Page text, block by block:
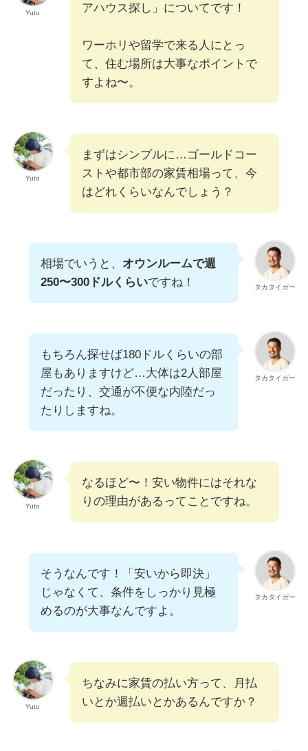
Yuto
アハウス探し」についてです！
ワーホリや留学で来る人にとっ
て、住む場所は大事なポイントで
すよね〜。
Yuto
まずはシンプルに…ゴールドコー
ストや都市部の家賃相場って、今
はどれくらいなんでしょう？
タカタイガー
相場でいうと、 オウンルームで週
250〜300ドルくらいですね！
タカタイガー
もちろん探せば180ドルくらいの部
屋もありますけど…大体は2人部屋
だったり、交通が不便な内陸だっ
たりしますね。
Yuto
なるほど〜！安い物件にはそれな
りの理由があるってことですね。
タカタイガー
そうなんです！「安いから即決」
じゃなくて、条件をしっかり見極
めるのが大事なんですよ。
Yuto
ちなみに家賃の払い方って、月払
いとか週払いとかあるんですか？